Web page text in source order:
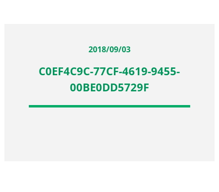
2018/09/03
C0EF4C9C-77CF-4619-9455-
00BE0DD5729F